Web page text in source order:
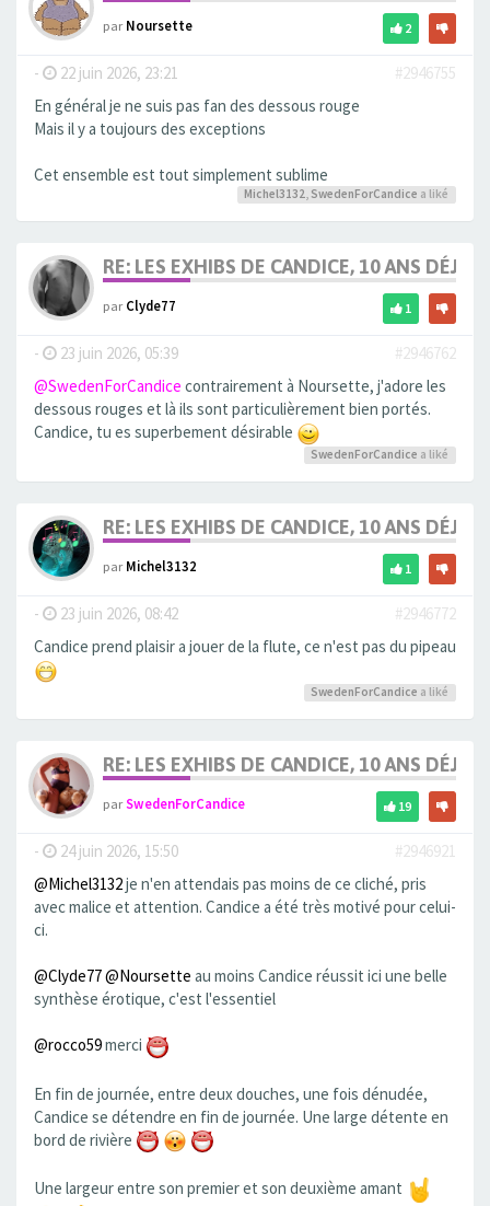
parNoursette 2
- 22 juin 2026, 23:21
#2946755
En général je ne suis pas fan des dessous rouge
Mais il y a toujours des exceptions
Cet ensemble est tout simplement sublime
Michel3132, SwedenForCandice a liké
RE: LES EXHIBS DE CANDICE, 10 ANS DÉJÀ,
parClyde77 1
- 23 juin 2026, 05:39
#2946762
@SwedenForCandice contrairement à Noursette, j'adore les
dessous rouges et là ils sont particulièrement bien portés.
Candice, tu es superbement désirable
SwedenForCandice a liké
RE: LES EXHIBS DE CANDICE, 10 ANS DÉJÀ,
parMichel3132 1
- 23 juin 2026, 08:42
#2946772
Candice prend plaisir a jouer de la flute, ce n'est pas du pipeau
SwedenForCandice a liké
RE: LES EXHIBS DE CANDICE, 10 ANS DÉJÀ,
parSwedenForCandice 19
- 24 juin 2026, 15:50
#2946921
@Michel3132je n'en attendais pas moins de ce cliché, pris
avec malice et attention. Candice a été très motivé pour celui-
ci.
@Clyde77@Noursette au moins Candice réussit ici une belle
synthèse érotique, c'est l'essentiel
@rocco59merci
En fin de journée, entre deux douches, une fois dénudée,
Candice se détendre en fin de journée. Une large détente en
bord de rivière
Une largeur entre son premier et son deuxième amant